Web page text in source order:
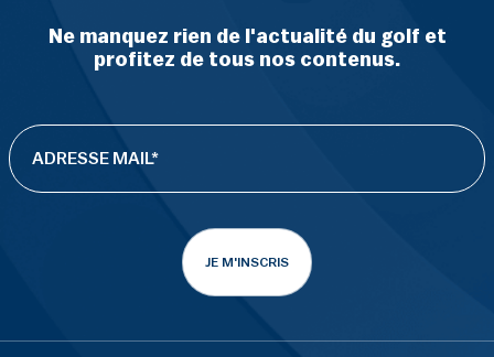
Ne manquez rien de l'actualité du golf et
profitez de tous nos contenus.
JE M'INSCRIS